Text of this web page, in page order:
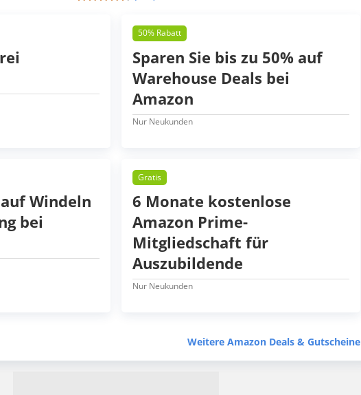
50% Rabatt
Sparen Sie bis zu 50% auf
Warehouse Deals bei
Amazon
Nur Neukunden
Windeln
bei
Gratis
6 Monate kostenlose
Amazon Prime-
Mitgliedschaft für
Auszubildende
Nur Neukunden
Weitere Amazon Deals & Gutscheine